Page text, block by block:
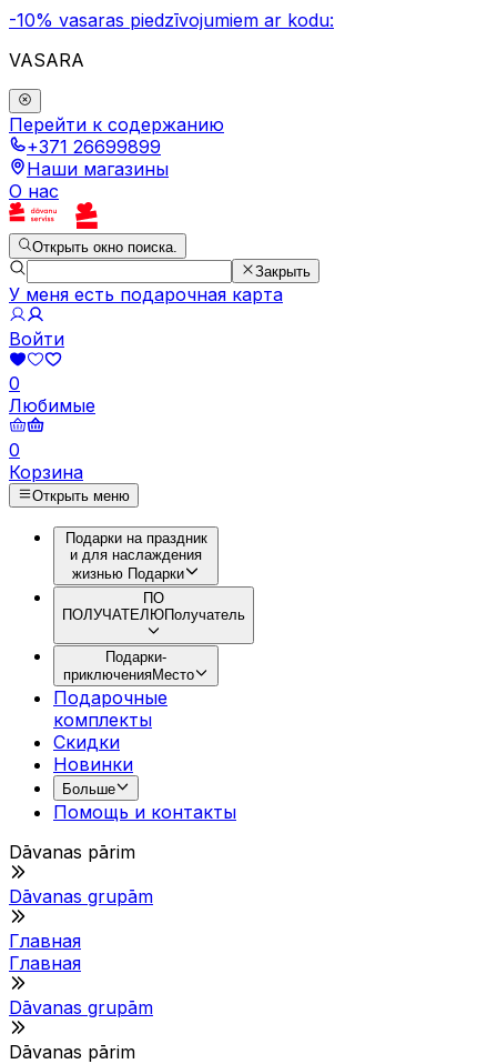
-10% vasaras piedzīvojumiem ar kodu:
VASARA
Перейти к содержанию
+371 26699899
Наши магазины
О нас
Открыть окно поиска.
Закрыть
У меня есть подарочная карта
Войти
0
Любимые
0
Корзина
Открыть меню
Подарки на праздник
и для наслаждения
жизнью Подарки
ПО
ПОЛУЧАТЕЛЮПолучатель
Подарки-
приключенияМесто
Подарочные
комплекты
Скидки
Новинки
Больше
Помощь и контакты
Dāvanas pārim
Dāvanas grupām
Главная
Главная
Dāvanas grupām
Dāvanas pārim